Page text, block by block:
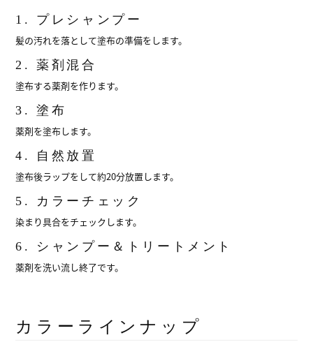
1. プレシャンプー
髪の汚れを落として塗布の準備をします。
2. 薬剤混合
塗布する薬剤を作ります。
3. 塗布
薬剤を塗布します。
4. 自然放置
塗布後ラップをして約20分放置します。
5. カラーチェック
染まり具合をチェックします。
6. シャンプー＆トリートメント
薬剤を洗い流し終了です。
カラーラインナップ